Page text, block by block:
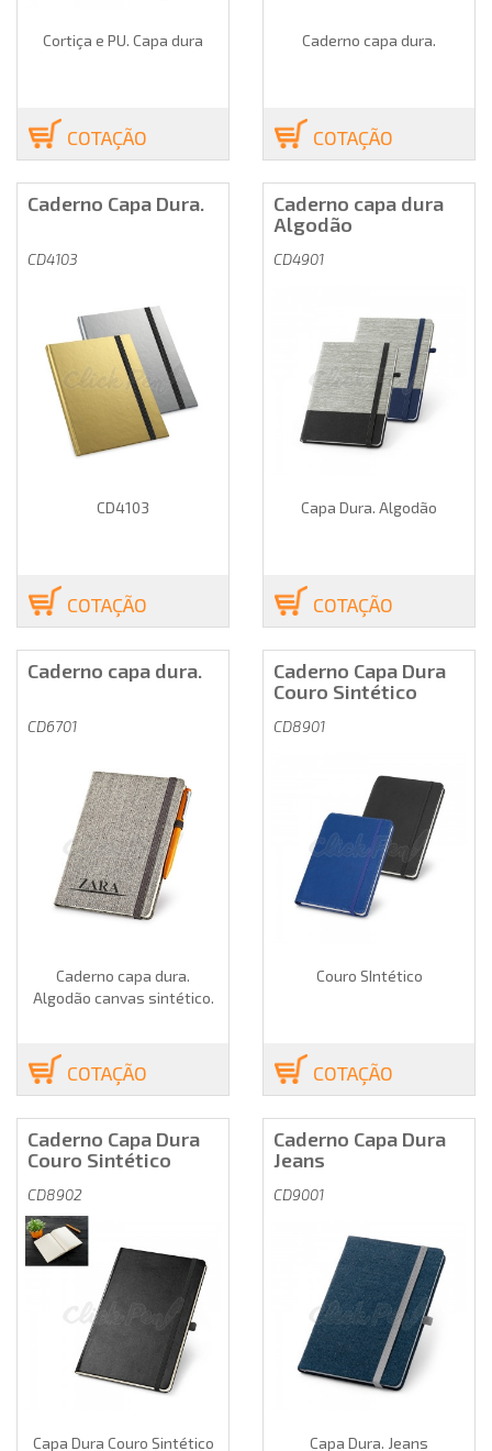
Cortiça e PU. Capa dura
COTAÇÃO
Caderno capa dura.
COTAÇÃO
Caderno Capa Dura.
CD4103
CD4103
COTAÇÃO
Caderno capa dura
Algodão
CD4901
Capa Dura. Algodão
COTAÇÃO
Caderno capa dura.
CD6701
Caderno capa dura.
Algodão canvas sintético.
COTAÇÃO
Caderno Capa Dura
Couro Sintético
CD8901
Couro SIntético
COTAÇÃO
Caderno Capa Dura
Couro Sintético
CD8902
Capa Dura Couro Sintético
Caderno Capa Dura
Jeans
CD9001
Capa Dura. Jeans